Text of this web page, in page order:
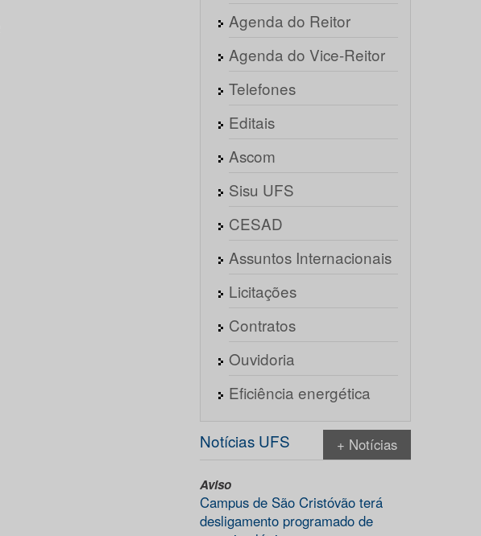
Agenda do Reitor
Agenda do Vice-Reitor
Telefones
Editais
Ascom
Sisu UFS
CESAD
Assuntos Internacionais
Licitações
Contratos
Ouvidoria
Eficiência energética
Notícias UFS + Notícias
Aviso
Campus de São Cristóvão terá
desligamento programado de